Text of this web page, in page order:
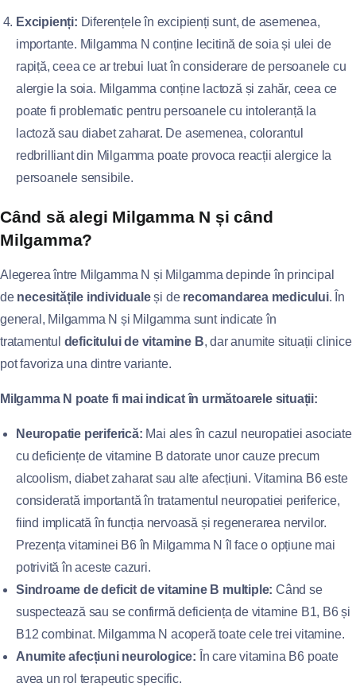
Excipienți: Diferențele în excipienți sunt, de asemenea,
importante. Milgamma N conține lecitină de soia și ulei de
rapiță, ceea ce ar trebui luat în considerare de persoanele cu
alergie la soia. Milgamma conține lactoză și zahăr, ceea ce
poate fi problematic pentru persoanele cu intoleranță la
lactoză sau diabet zaharat. De asemenea, colorantul
redbrilliant din Milgamma poate provoca reacții alergice la
persoanele sensibile.
Când să alegi Milgamma N și când
Milgamma?
Alegerea între Milgamma N și Milgamma depinde în principal
de necesitățile individualeși de recomandarea medicului. În
general, Milgamma N și Milgamma sunt indicate în
tratamentul deficitului de vitamine B, dar anumite situații clinice
pot favoriza una dintre variante.
Milgamma N poate fi mai indicat în următoarele situații:
Neuropatie periferică: Mai ales în cazul neuropatiei asociate
cu deficiențe de vitamine B datorate unor cauze precum
alcoolism, diabet zaharat sau alte afecțiuni. Vitamina B6 este
considerată importantă în tratamentul neuropatiei periferice,
fiind implicată în funcția nervoasă și regenerarea nervilor.
Prezența vitaminei B6 în Milgamma N îl face o opțiune mai
potrivită în aceste cazuri.
Sindroame de deficit de vitamine B multiple: Când se
suspectează sau se confirmă deficiența de vitamine B1, B6 și
B12 combinat. Milgamma N acoperă toate cele trei vitamine.
Anumite afecțiuni neurologice: În care vitamina B6 poate
avea un rol terapeutic specific.